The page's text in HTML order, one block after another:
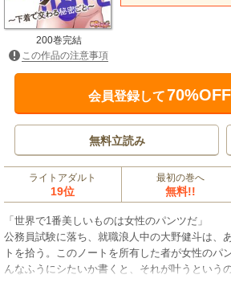
200巻完結
この作品の注意事項
会員登録して70%OFF
無料立読み
ライトアダルト
19位
最初の巻へ
無料!!
「世界で1番美しいものは女性のパンツだ」
公務員試験に落ち、就職浪人中の大野健斗は、
トを拾う。このノートを所有した者が女性のパ
んなふうにシたいか書くと、それが叶うというの
健斗はこのノートに書いてあることが真実なの